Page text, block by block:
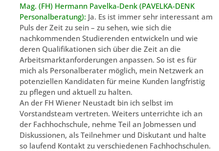
Mag. (FH) Hermann Pavelka-Denk (PAVELKA-DENK
Personalberatung): Ja. Es ist immer sehr interessant am
Puls der Zeit zu sein – zu sehen, wie sich die
nachkommenden Studierenden entwickeln und wie
deren Qualifikationen sich über die Zeit an die
Arbeitsmarktanforderungen anpassen. So ist es für
mich als Personalberater möglich, mein Netzwerk an
potenziellen Kandidaten für meine Kunden langfristig
zu pflegen und aktuell zu halten.
An der FH Wiener Neustadt bin ich selbst im
Vorstandsteam vertreten. Weiters unterrichte ich an
der Fachhochschule, nehme Teil an Jobmessen und
Diskussionen, als Teilnehmer und Diskutant und halte
so laufend Kontakt zu verschiedenen Fachhochschulen.